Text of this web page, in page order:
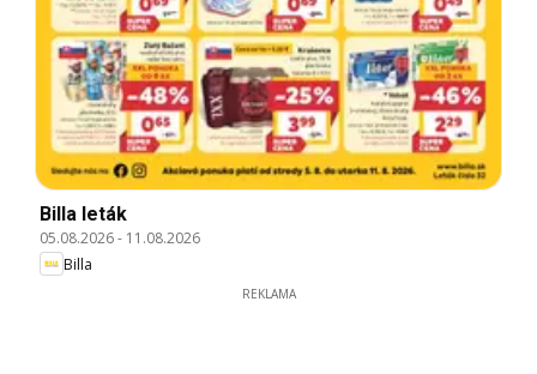
Billa leták
05.08.2026- 11.08.2026
Billa
REKLAMA